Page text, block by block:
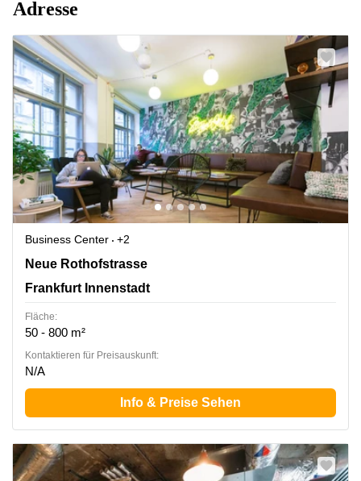
Adresse
Business Center
+2
Neue Rothofstrasse 13-19, Frankfurt Innenstadt
Neue Rothofstrasse
Frankfurt Innenstadt
Fläche:
50 - 800 m²
Kontaktieren für Preisauskunft:
N/A
Info & Preise Sehen